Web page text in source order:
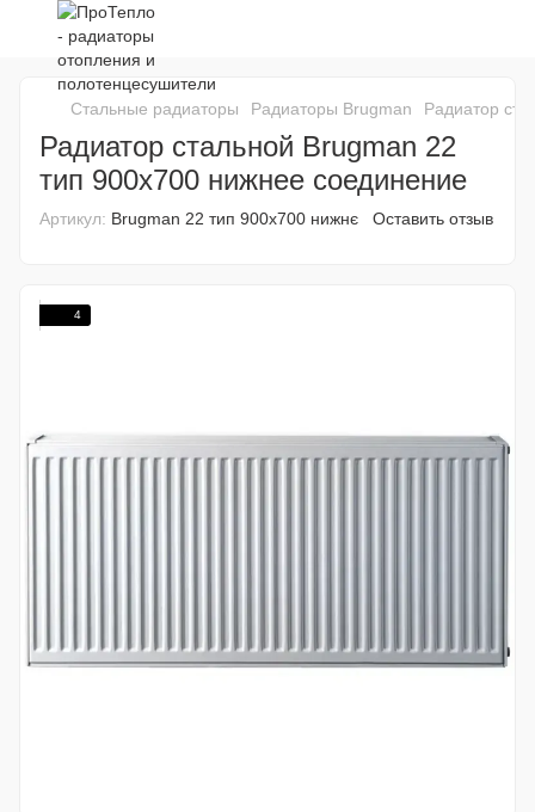
Стальные радиаторы Радиаторы Brugman Радиатор
Радиатор стальной Brugman 22
тип 900х700 нижнее соединение
Артикул: Brugman 22 тип 900х700 нижнє Оставить отзыв
4